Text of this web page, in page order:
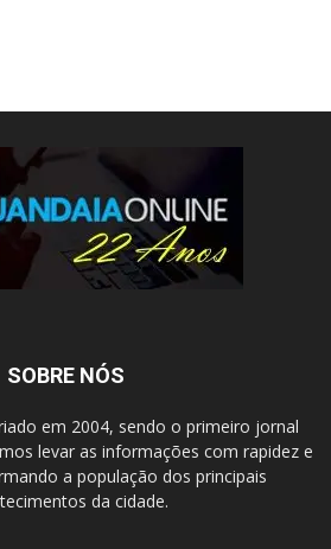
SOBRE NÓS
em 2004, sendo o primeiro jornal
levar as informações com rapidez e
a população dos principais
da cidade.